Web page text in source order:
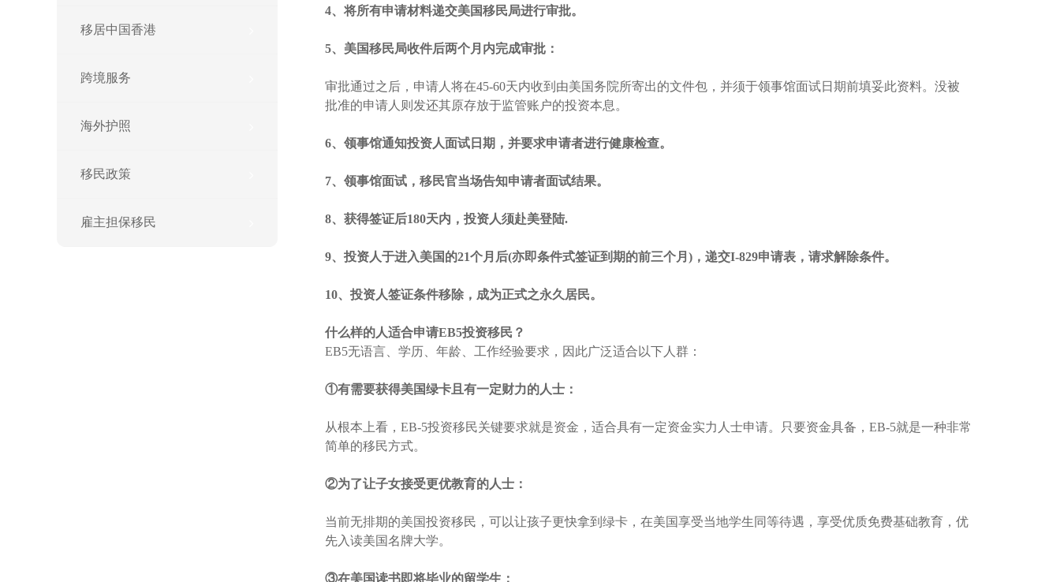
移居中国香港
跨境服务
海外护照
移民政策
雇主担保移民
4、将所有申请材料递交美国移民局进行审批。
5、美国移民局收件后两个月内完成审批：
审批通过之后，申请人将在45-60天内收到由美国务院所寄出的文件包，并须于领事馆面试日期前填妥此资料。没被
批准的申请人则发还其原存放于监管账户的投资本息。
6、领事馆通知投资人面试日期，并要求申请者进行健康检查。
7、领事馆面试，移民官当场告知申请者面试结果。
8、获得签证后180天内，投资人须赴美登陆.
9、投资人于进入美国的21个月后(亦即条件式签证到期的前三个月)，递交I-829申请表，请求解除条件。
10、投资人签证条件移除，成为正式之永久居民。
什么样的人适合申请EB5投资移民？
EB5无语言、学历、年龄、工作经验要求，因此广泛适合以下人群：
①有需要获得美国绿卡且有一定财力的人士：
从根本上看，EB-5投资移民关键要求就是资金，适合具有一定资金实力人士申请。只要资金具备，EB-5就是一种非常
简单的移民方式。
②为了让子女接受更优教育的人士：
当前无排期的美国投资移民，可以让孩子更快拿到绿卡，在美国享受当地学生同等待遇，享受优质免费基础教育，优
先入读美国名牌大学。
③在美国读书即将毕业的留学生：